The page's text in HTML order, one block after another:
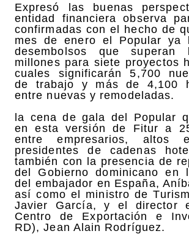
Expresó las buenas
entidad financiera observa
confirmadas con el hecho de
mes de enero el Popular ya
desembolsos que superan
millones para siete proyectos
cuales significarán 5,700
de trabajo y más de 4,100
entre nuevas y remodeladas.
la cena de gala del Popular
en esta versión de Fitur a
entre empresarios, altos
presidentes de cadenas
también con la presencia de
del Gobierno dominicano en
del embajador en España,
así como el ministro de
Javier García, y el director
Centro de Exportación e
RD), Jean Alain Rodríguez.